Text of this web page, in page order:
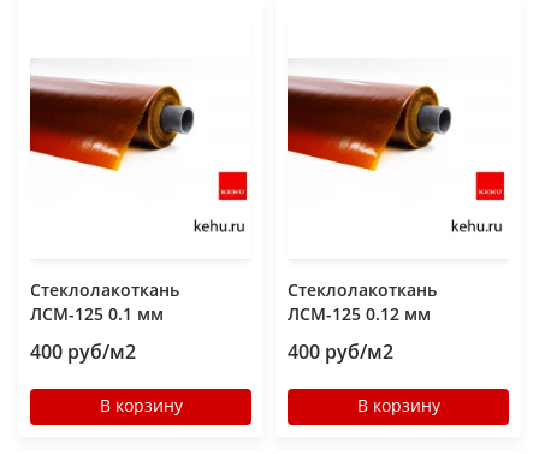
Стеклолакоткань
ЛСМ-125 0.1 мм
400 руб/м2
В корзину
Стеклолакоткань
ЛСМ-125 0.12 мм
400 руб/м2
В корзину